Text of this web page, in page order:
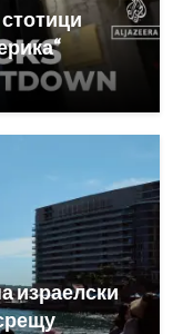
израелски